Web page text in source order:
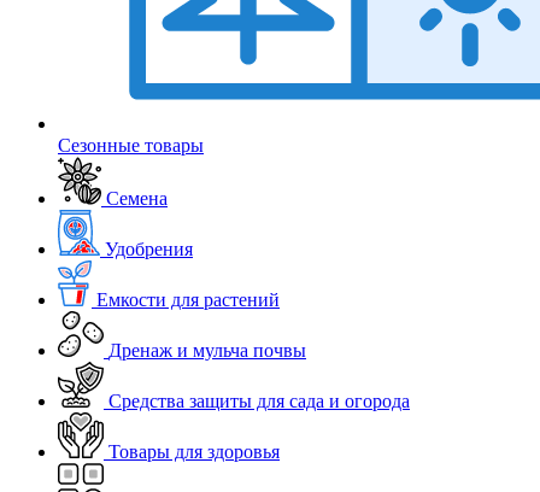
Сезонные товары
Семена
Удобрения
Емкости для растений
Дренаж и мульча почвы
Средства защиты для сада и огорода
Товары для здоровья